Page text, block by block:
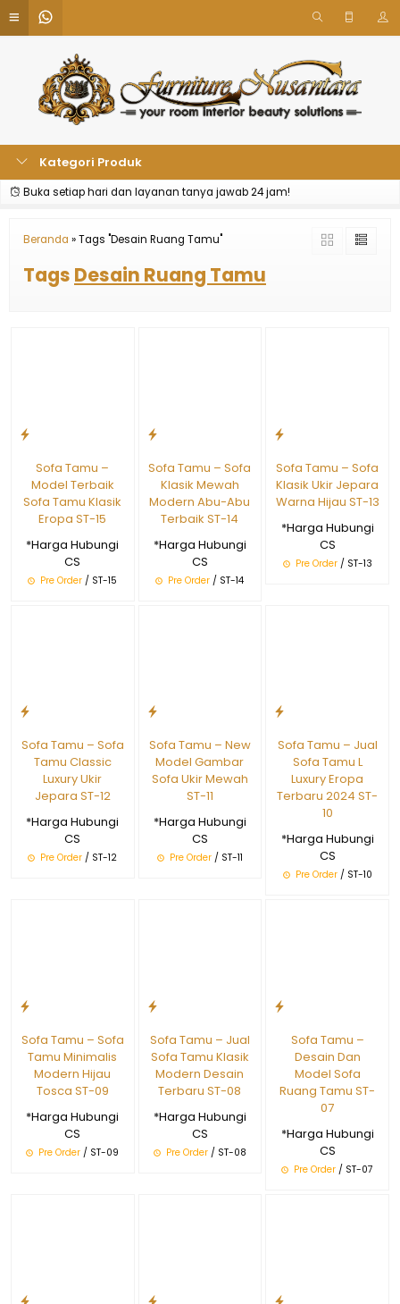
Kategori Produk
Buka setiap hari dan layanan tanya jawab 24 jam!
Beranda »Tags "Desain Ruang Tamu"
Tags Desain Ruang Tamu
Sofa Tamu –
Model Terbaik
Sofa Tamu Klasik
Eropa ST-15
*Harga Hubungi
CS
Pre Order / ST-15
Sofa Tamu – Sofa
Klasik Mewah
Modern Abu-Abu
Terbaik ST-14
*Harga Hubungi
CS
Pre Order / ST-14
Sofa Tamu – Sofa
Klasik Ukir Jepara
Warna Hijau ST-13
*Harga Hubungi
CS
Pre Order/ ST-13
Sofa Tamu – Sofa
Tamu Classic
Luxury Ukir
Jepara ST-12
*Harga Hubungi
CS
Pre Order / ST-12
Sofa Tamu – New
Model Gambar
Sofa Ukir Mewah
ST-11
*Harga Hubungi
CS
Pre Order/ ST-11
Sofa Tamu – Jual
Sofa Tamu L
Luxury Eropa
Terbaru 2024 ST-
10
*Harga Hubungi
CS
Pre Order/ ST-10
Sofa Tamu – Sofa
Tamu Minimalis
Modern Hijau
Tosca ST-09
*Harga Hubungi
CS
Pre Order / ST-09
Sofa Tamu – Jual
Sofa Tamu Klasik
Modern Desain
Terbaru ST-08
*Harga Hubungi
CS
Pre Order/ ST-08
Sofa Tamu –
Desain Dan
Model Sofa
Ruang Tamu ST-
07
*Harga Hubungi
CS
Pre Order / ST-07